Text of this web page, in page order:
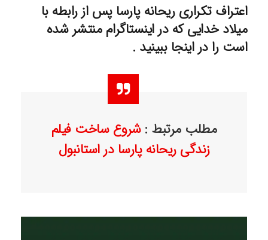
اعتراف تکراری ریحانه پارسا پس از رابطه با
میلاد خدایی که در اینستاگرام منتشر شده
است را در اینجا ببینید .
مطلب مرتبط :شروع ساخت فیلم
زندگی ریحانه پارسا در استانبول